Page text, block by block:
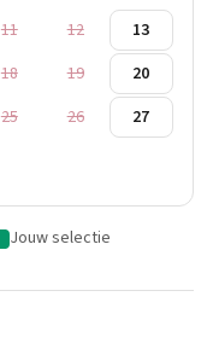
11 12
13
18 19
20
25 26
27
Jouw selectie